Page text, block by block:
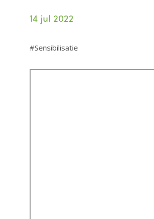
14 jul 2022
Sensibilisatie